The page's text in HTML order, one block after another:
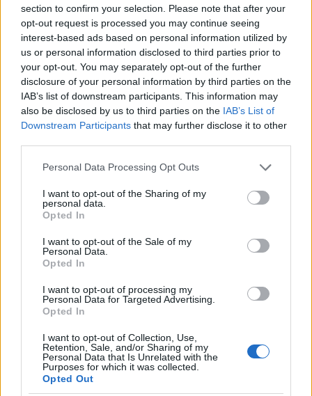
section to confirm your selection. Please note that after your
opt-out request is processed you may continue seeing
interest-based ads based on personal information utilized by
us or personal information disclosed to third parties prior to
your opt-out. You may separately opt-out of the further
disclosure of your personal information by third parties on the
IAB’s list of downstream participants. This information may
also be disclosed by us to third parties on the IAB’s List of
Downstream Participants that may further disclose it to other
Please note that this website/app uses one or more Google
not limited to your visit or usage behaviour. You may click to
grant or deny consent to Google and its third-party tags to
use your data for below specified purposes in below Google
consent section.
Personal Data Processing Opt Outs
I want to opt-out of the Sharing of my
personal data.
Opted In
I want to opt-out of the Sale of my
Personal Data.
Opted In
I want to opt-out of processing my
Personal Data for Targeted Advertising.
Opted In
I want to opt-out of Collection, Use,
Retention, Sale, and/or Sharing of my
Personal Data that Is Unrelated with the
Purposes for which it was collected.
Opted Out
Az utóbbi időben a filippínók mellett a
vietnámiak, az indonézek, a kínaiak és a
mongolok is nagy számban érkeznek
hazánkba - mondta el Klemensits Péter, az
Eurázsia Központ tudományos
főmunkatársa.
Hogy alakul mostanában az ázsiai
munkásokszáma itthon?
A tavalyi adatokhoz képest Magyarországon
összességében a Fülöp-szigetekről például a
hazánkba érkezők száma úgy 182 százalékkal
nőhetett.